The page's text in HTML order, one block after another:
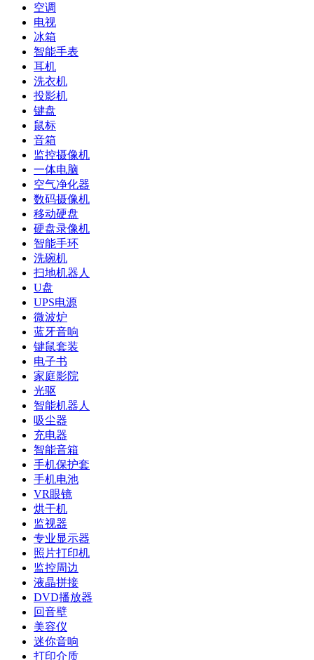
空调
电视
冰箱
智能手表
耳机
洗衣机
投影机
键盘
鼠标
音箱
监控摄像机
一体电脑
空气净化器
数码摄像机
移动硬盘
硬盘录像机
智能手环
洗碗机
扫地机器人
U盘
UPS电源
微波炉
蓝牙音响
键鼠套装
电子书
家庭影院
光驱
智能机器人
吸尘器
充电器
智能音箱
手机保护套
手机电池
VR眼镜
烘干机
监视器
专业显示器
照片打印机
监控周边
液晶拼接
DVD播放器
回音壁
美容仪
迷你音响
打印介质